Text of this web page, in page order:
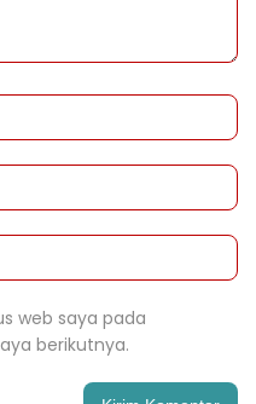
web saya pada
berikutnya.